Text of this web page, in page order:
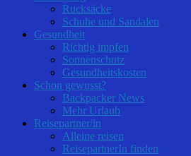
Rucksäcke
Schuhe und Sandalen
Gesundheit
Richtig impfen
Sonnenschutz
Gesundheitskosten
Schon gewusst?
Backpacker News
Mehr Urlaub
Reisepartner/in
Alleine reisen
ReisepartnerIn finden